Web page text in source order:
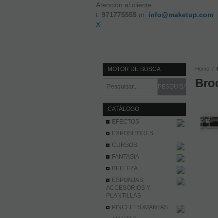
Atención al cliente:
t. 971775555 m.
info@maketup.com
X
MOTOR DE BUSCA
CATÁLOGO
EFECTOS
EXPOSITORES
CURSOS
FANTASIA
BELLEZA
ESPONJAS,
ACCESORIOS Y
PLANTILLAS
PINCELES /MANTAS
Home